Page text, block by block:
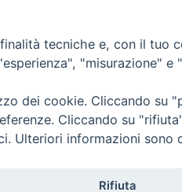
TUTELA MINORI
di Foligno /Curia . Piazza
349021 email:
tecniche e, con il tuo
"misurazione"
dei cookie. Cliccando su
Cliccando su
Ulteriori informazioni sono
Rifiuta